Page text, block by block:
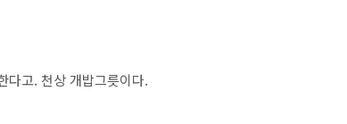
다고. 천상 개밥그릇이다.